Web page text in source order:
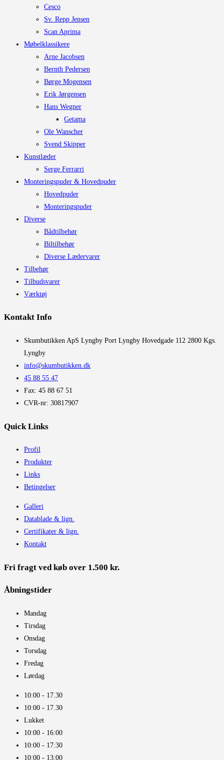
Cesco
Sv. Repp Jensen
Scan Aprima
Møbelklassikere
Arne Jacobsen
Bernth Pedersen
Børge Mogensen
Erik Jørgensen
Hans Wegner
Getama
Ole Wanscher
Svend Skipper
Kunstlæder
Serge Ferrarri
Monteringspuder & Hovedpuder
Hovedpuder
Monteringspuder
Diverse
Bådtilbehør
Biltilbehør
Diverse Lædervarer
Tilbehør
Tilbudsvarer
Værktøj
Kontakt Info
​Skumbutikken ApS Lyngby Port Lyngby Hovedgade 112 2800 Kgs.
Lyngby
info@skumbutikken.dk
45 88 55 47
Fax: 45 88 67 51
CVR-nr: 30817907
Quick Links
Profil
Produkter
Links
Betingelser
Galleri
Datablade & lign.
Certifikater & lign.
Kontakt
Fri fragt ved køb over 1.500 kr.
Åbningstider​
Mandag
Tirsdag
Onsdag
Torsdag
Fredag
Lørdag
10:00 - 17.30​
10:00 - 17.30​
Lukket
10:00 - 16:00​
10:00 - 17:30
10:00 - 13:00